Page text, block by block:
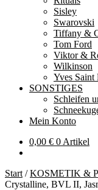
Sisley
Swarovski
Tiffany &
Tom Ford
Viktor &
Wilkinson
Yves Saint
SONSTIGES
Schleifen
Mein Konto
0,00 € 0 Artikel
Start /KOSMETIK &
Crystalline, BVL II,